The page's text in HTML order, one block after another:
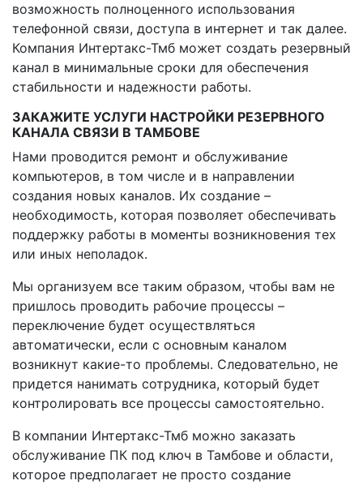
возможность полноценного использования
телефонной связи, доступа в интернет и так далее.
Компания Интертакс-Тмб может создать резервный
канал в минимальные сроки для обеспечения
стабильности и надежности работы.
ЗАКАЖИТЕ УСЛУГИ НАСТРОЙКИ РЕЗЕРВНОГО
КАНАЛА СВЯЗИ В ТАМБОВЕ
Нами проводится ремонт и обслуживание
компьютеров, в том числе и в направлении
создания новых каналов. Их создание –
необходимость, которая позволяет обеспечивать
поддержку работы в моменты возникновения тех
или иных неполадок.
Мы организуем все таким образом, чтобы вам не
пришлось проводить рабочие процессы –
переключение будет осуществляться
автоматически, если с основным каналом
возникнут какие-то проблемы. Следовательно, не
придется нанимать сотрудника, который будет
контролировать все процессы самостоятельно.
В компании Интертакс-Тмб можно заказать
обслуживание ПК под ключ в Тамбове и области,
которое предполагает не просто создание